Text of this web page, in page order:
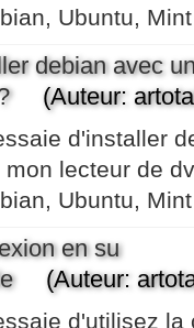
Ubuntu, Mint
debian avec
(Auteur:
d'installer
mon lecteur de
Ubuntu, Mint
en su
(Auteur:
d'utilisez